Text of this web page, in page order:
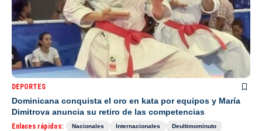
DEPORTES
Dominicana conquista el oro en kata por equipos y María
Dimitrova anuncia su retiro de las competencias
Enlaces rápidos: Nacionales Internacionales
Deultimominuto